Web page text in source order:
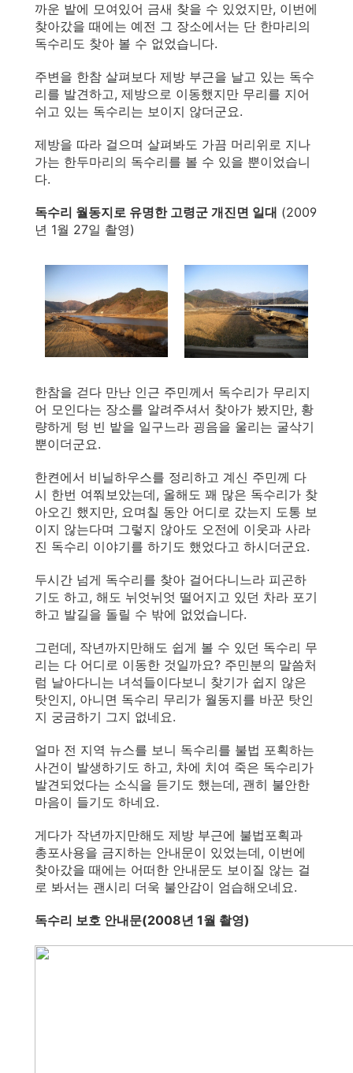
까운 밭에 모여있어 금새 찾을 수 있었지만, 이번에
찾아갔을 때에는 예전 그 장소에서는 단 한마리의
독수리도 찾아 볼 수 없었습니다.
주변을 한참 살펴보다 제방 부근을 날고 있는 독수
리를 발견하고, 제방으로 이동했지만 무리를 지어
쉬고 있는 독수리는 보이지 않더군요.
제방을 따라 걸으며 살펴봐도 가끔 머리위로 지나
가는 한두마리의 독수리를 볼 수 있을 뿐이었습니
다.
독수리 월동지로 유명한 고령군 개진면 일대 (2009
년 1월 27일 촬영)
한참을 걷다 만난 인근 주민께서 독수리가 무리지
어 모인다는 장소를 알려주셔서 찾아가 봤지만, 황
량하게 텅 빈 밭을 일구느라 굉음을 울리는 굴삭기
뿐이더군요.
한켠에서 비닐하우스를 정리하고 계신 주민께 다
시 한번 여쭤보았는데, 올해도 꽤 많은 독수리가 찾
아오긴 했지만, 요며칠 동안 어디로 갔는지 도통 보
이지 않는다며 그렇지 않아도 오전에 이웃과 사라
진 독수리 이야기를 하기도 했었다고 하시더군요.
두시간 넘게 독수리를 찾아 걸어다니느라 피곤하
기도 하고, 해도 뉘엇뉘엇 떨어지고 있던 차라 포기
하고 발길을 돌릴 수 밖에 없었습니다.
그런데, 작년까지만해도 쉽게 볼 수 있던 독수리 무
리는 다 어디로 이동한 것일까요? 주민분의 말씀처
럼 날아다니는 녀석들이다보니 찾기가 쉽지 않은
탓인지, 아니면 독수리 무리가 월동지를 바꾼 탓인
지 궁금하기 그지 없네요.
얼마 전 지역 뉴스를 보니 독수리를 불법 포획하는
사건이 발생하기도 하고, 차에 치여 죽은 독수리가
발견되었다는 소식을 듣기도 했는데, 괜히 불안한
마음이 들기도 하네요.
게다가 작년까지만해도 제방 부근에 불법포획과
총포사용을 금지하는 안내문이 있었는데, 이번에
찾아갔을 때에는 어떠한 안내문도 보이질 않는 걸
로 봐서는 괜시리 더욱 불안감이 엄습해오네요.
독수리 보호 안내문(2008년 1월 촬영)